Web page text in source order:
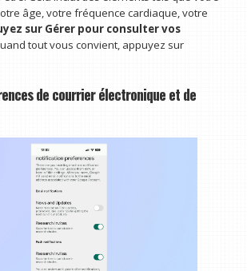
âge, votre fréquence cardiaque, votre
sur Gérer pour consulter vos
tout vous convient, appuyez sur
de courrier électronique et de